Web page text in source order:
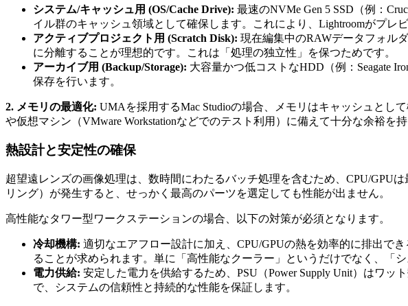
システム/キャッシュ用 (OS/Cache Drive): 最速のNVMe Gen 5 SSD（例：
イル群のキャッシュ領域として確保します。これにより、Lightroomがプレ
アクティブプロジェクト用 (Scratch Disk): 現在編集中のRAWデータフォル
に分離することが理想的です。これは「処理の独立性」を保つためです。
アーカイブ用 (Backup/Storage): 大容量かつ低コストなHDD（例：Seagate
保存を行います。
2. メモリの最適化: UMAを採用するMac Studioの場合、メモリはキャッシュとし
や仮想マシン（VMware Workstationなどでのテスト利用）に備えて十分な余裕を
熱設計と安定性の確保
超望遠レンズの画像処理は、数時間にわたるバッチ処理を含むため、CPU/GPU
リング）が発生すると、せっかく最高のパーツを選定しても性能が出ません。
高性能なタワー型ワークステーションの場合、以下の対策が必須となります。
冷却機構: 適切なエアフロー設計に加え、CPU/GPUの熱を効率的に排出で
ることが求められます。単に「高性能なクーラー」というだけでなく、「
電力供給: 安定した電力を供給するため、PSU（Power Supply Unit）はワッ
で、システムの信頼性と持続的な性能を保証します。